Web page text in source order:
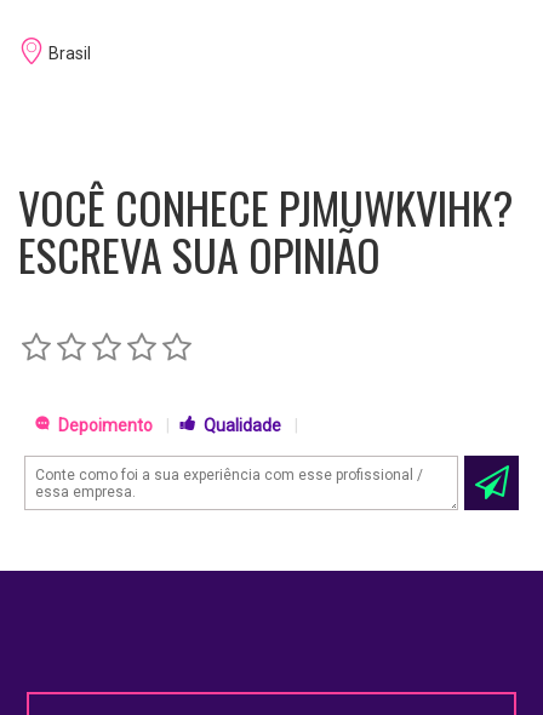
Brasil
VOCÊ CONHECE PJMUWKVIHK?
ESCREVA SUA OPINIÃO
Depoimento Qualidade